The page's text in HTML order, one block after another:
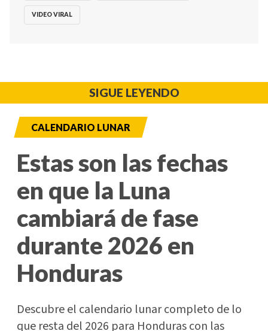
VIDEO VIRAL
SIGUE LEYENDO
CALENDARIO LUNAR
Estas son las fechas
en que la Luna
cambiará de fase
durante 2026 en
Honduras
Descubre el calendario lunar completo de lo
que resta del 2026 para Honduras con las